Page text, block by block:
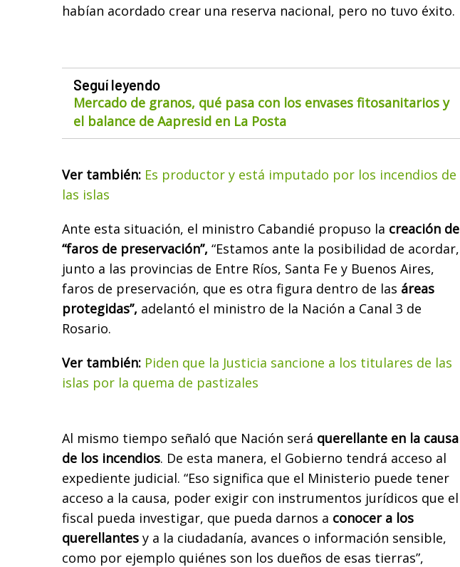
habían acordado crear una reserva nacional, pero no tuvo éxito.
Seguí leyendo
Mercado de granos, qué pasa con los envases fitosanitarios y
el balance de Aapresid en La Posta
Ver también: Es productor y está imputado por los incendios de
las islas
Ante esta situación, el ministro Cabandié propuso la creación de
“faros de preservación”, “Estamos ante la posibilidad de acordar,
junto a las provincias de Entre Ríos, Santa Fe y Buenos Aires,
faros de preservación, que es otra figura dentro de las áreas
protegidas”, adelantó el ministro de la Nación a Canal 3 de
Rosario.
Ver también: Piden que la Justicia sancione a los titulares de las
islas por la quema de pastizales
Al mismo tiempo señaló que Nación será querellante en la causa
de los incendios. De esta manera, el Gobierno tendrá acceso al
expediente judicial. “Eso significa que el Ministerio puede tener
acceso a la causa, poder exigir con instrumentos jurídicos que el
fiscal pueda investigar, que pueda darnos a conocer a los
querellantes y a la ciudadanía, avances o información sensible,
como por ejemplo quiénes son los dueños de esas tierras”,